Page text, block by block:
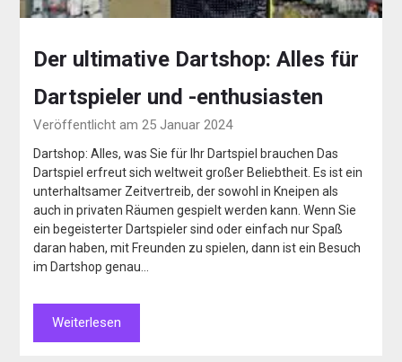
Der ultimative Dartshop: Alles für
Dartspieler und -enthusiasten
Veröffentlicht am 25 Januar 2024
Dartshop: Alles, was Sie für Ihr Dartspiel brauchen Das
Dartspiel erfreut sich weltweit großer Beliebtheit. Es ist ein
unterhaltsamer Zeitvertreib, der sowohl in Kneipen als
auch in privaten Räumen gespielt werden kann. Wenn Sie
ein begeisterter Dartspieler sind oder einfach nur Spaß
daran haben, mit Freunden zu spielen, dann ist ein Besuch
im Dartshop genau…
Weiterlesen